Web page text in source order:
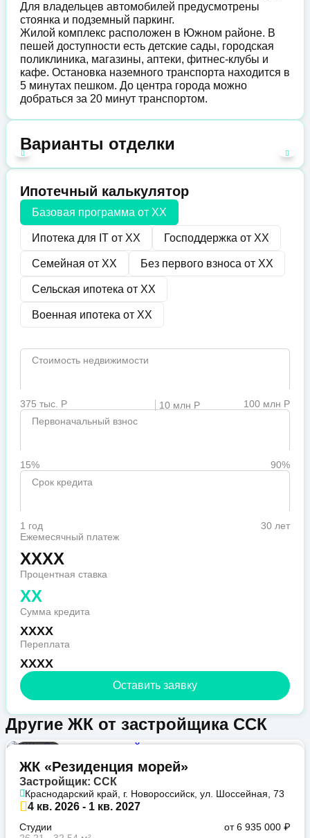
Для владельцев автомобилей предусмотрены
стоянка и подземный паркинг.
Жилой комплекс расположен в Южном районе. В
пешей доступности есть детские сады, городская
поликлиника, магазины, аптеки, фитнес-клубы и
кафе. Остановка наземного транспорта находится в
5 минутах пешком. До центра города можно
добраться за 20 минут транспортом.
Варианты отделки
Ипотечный калькулятор
Базовая программа от XX
Ипотека для IT от XX Господдержка от XX
Семейная от XX Без первого взноса от XX
Сельская ипотека от XX
Военная ипотека от XX
Стоимость недвижимости
375 тыс. Р 10 млн Р
100 млн Р
Первоначальный взнос
15%
90%
Срок кредита
1 год
30 лет
Ежемесячный платеж
XXXX
Процентная ставка
XX
Сумма кредита
XXXX
Переплата
XXXX
Оставить заявку
Другие ЖК от застройщика ССК
ЖК «Резиденция морей»
Застройщик: ССК
Краснодарский край, г. Новороссийск, ул. Шоссейная, 73
4 кв. 2026 - 1 кв. 2027
Студии
от 6 935 000 ₽